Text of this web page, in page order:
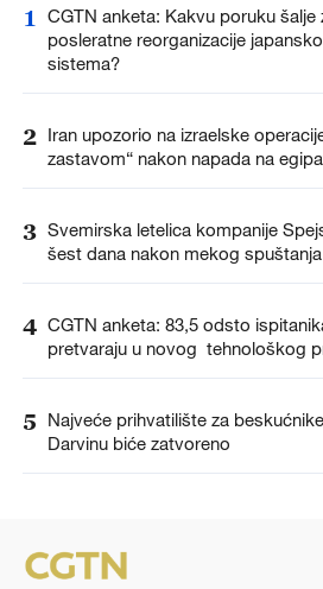
1
CGTN anketa: Kakvu poruku šalje
posleratne reorganizacije
sistema?
2 Iran upozorio na izraelske
zastavom“ nakon napada na
3 Svemirska letelica kompanije
šest dana nakon mekog
4 CGTN anketa: 83,5 odsto
pretvaraju u novog tehnološkog
5
Najveće prihvatilište za
Darvinu biće zatvoreno